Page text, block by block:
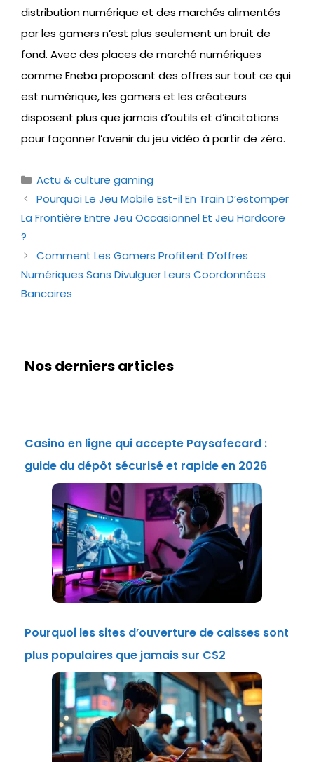
distribution numérique et des marchés alimentés
par les gamers n’est plus seulement un bruit de
fond. Avec des places de marché numériques
comme Eneba proposant des offres sur tout ce qui
est numérique, les gamers et les créateurs
disposent plus que jamais d’outils et d’incitations
pour façonner l’avenir du jeu vidéo à partir de zéro.
Catégories
Actu & culture gaming
Pourquoi Le Jeu Mobile Est-il En Train D’estomper
La Frontière Entre Jeu Occasionnel Et Jeu Hardcore
?
Comment Les Gamers Profitent D’offres
Numériques Sans Divulguer Leurs Coordonnées
Bancaires
Nos derniers articles
Casino en ligne qui accepte Paysafecard :
guide du dépôt sécurisé et rapide en 2026
Pourquoi les sites d’ouverture de caisses sont
plus populaires que jamais sur CS2